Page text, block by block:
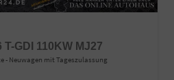
GDI 110KW MJ27
Neuwagen mit Tageszulassung